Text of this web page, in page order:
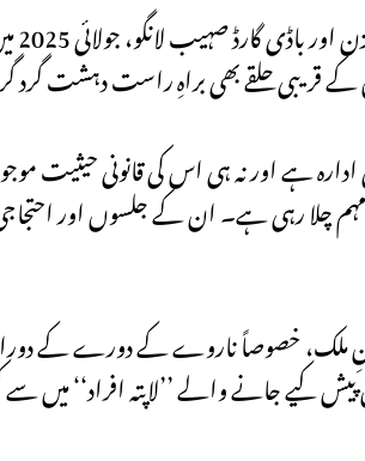
قریبی حلقے بھی براہِ راست دہشت گرد
ہے اور نہ ہی اس کی قانونی حیثیت
چلا رہی ہے۔ ان کے جلسوں اور
ملک، خصوصاً ناروے کے دورے کے
کیے جانے والے ’’لاپتہ افراد‘‘